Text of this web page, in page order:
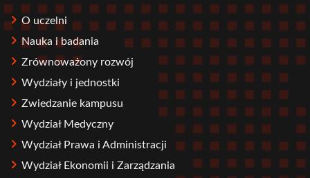
O uczelni
Nauka i badania
Zrównoważony rozwój
Wydziały i jednostki
Zwiedzanie kampusu
Wydział Medyczny
Wydział Prawa i Administracji
Wydział Ekonomii i Zarządzania